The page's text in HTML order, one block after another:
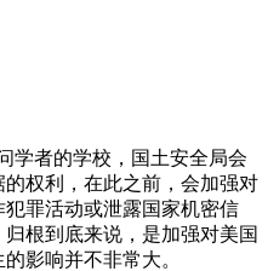
学者的学校，国土安全局会
权利，在此之前，会加强对
罪活动或泄露国家机密信
根到底来说，是加强对美国
影响并不非常大。